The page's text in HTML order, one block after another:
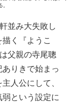
並み大失敗し
く『ようこ
父親の寺尾聰
りきで始まっ
人公にして、
という設定に